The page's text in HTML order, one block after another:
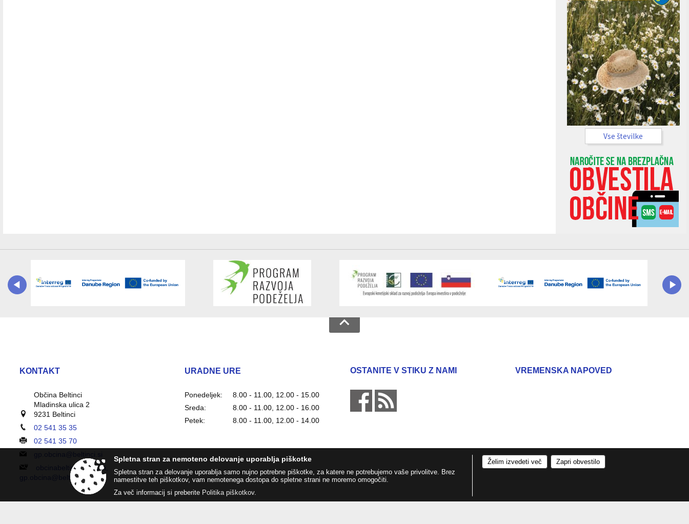
Vse številke
KONTAKT
Občina Beltinci
Mladinska ulica 2
9231 Beltinci
02 541 35 35
02 541 35 70
obcinabeltinci@vep.si,
gp.obcina@beltinci.si
URADNE URE
Ponedeljek:
8.00 - 11.00, 12.00 - 15.00
Sreda:
8.00 - 11.00, 12.00 - 16.00
Petek:
8.00 - 11.00, 12.00 - 14.00
OSTANITE V STIKU Z NAMI VREMENSKA NAPOVED
Spletna stran za nemoteno delovanje uporablja piškotke
Spletna stran za delovanje uporablja samo nujno potrebne piškotke, za katere ne potrebujemo vaše privolitve. Brez
namestitve teh piškotkov, vam nemotenega dostopa do spletne strani ne moremo omogočiti.
Za več informacij si preberite Politika piškotkov.
Želim izvedeti več Zapri obvestilo